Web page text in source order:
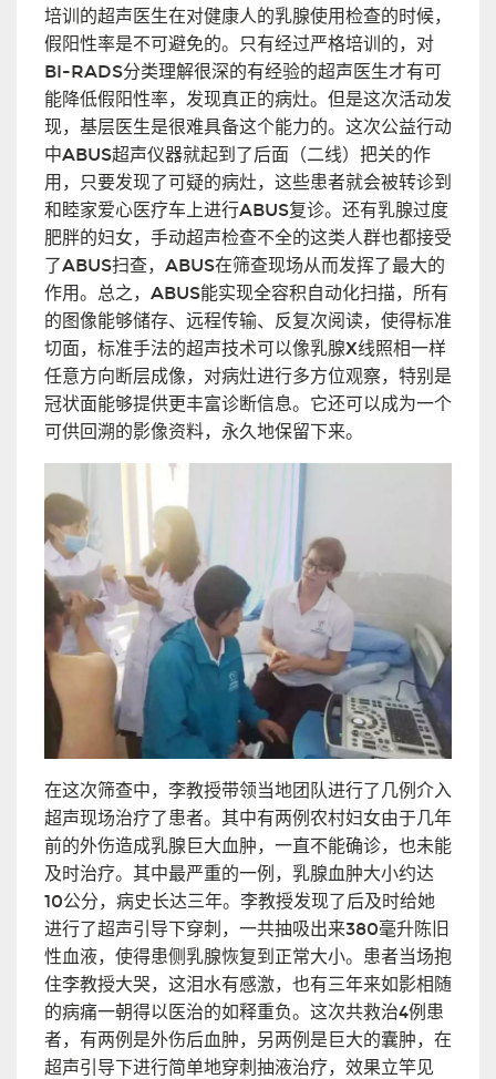
培训的超声医生在对健康人的乳腺使用检查的时候，
假阳性率是不可避免的。只有经过严格培训的，对
BI-RADS分类理解很深的有经验的超声医生才有可
能降低假阳性率，发现真正的病灶。但是这次活动发
现，基层医生是很难具备这个能力的。这次公益行动
中ABUS超声仪器就起到了后面（二线）把关的作
用，只要发现了可疑的病灶，这些患者就会被转诊到
和睦家爱心医疗车上进行ABUS复诊。还有乳腺过度
肥胖的妇女，手动超声检查不全的这类人群也都接受
了ABUS扫查，ABUS在筛查现场从而发挥了最大的
作用。总之，ABUS能实现全容积自动化扫描，所有
的图像能够储存、远程传输、反复次阅读，使得标准
切面，标准手法的超声技术可以像乳腺X线照相一样
任意方向断层成像，对病灶进行多方位观察，特别是
冠状面能够提供更丰富诊断信息。它还可以成为一个
可供回溯的影像资料，永久地保留下来。
在这次筛查中，李教授带领当地团队进行了几例介入
超声现场治疗了患者。其中有两例农村妇女由于几年
前的外伤造成乳腺巨大血肿，一直不能确诊，也未能
及时治疗。其中最严重的一例，乳腺血肿大小约达
10公分，病史长达三年。李教授发现了后及时给她
进行了超声引导下穿刺，一共抽吸出来380毫升陈旧
性血液，使得患侧乳腺恢复到正常大小。患者当场抱
住李教授大哭，这泪水有感激，也有三年来如影相随
的病痛一朝得以医治的如释重负。这次共救治4例患
者，有两例是外伤后血肿，另两例是巨大的囊肿，在
超声引导下进行简单地穿刺抽液治疗，效果立竿见